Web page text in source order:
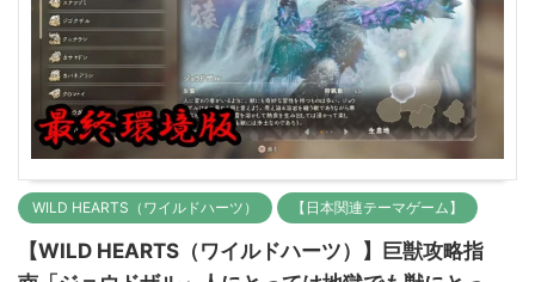
WILD HEARTS（ワイルドハーツ） 【日本関連テーマゲーム】
【WILD HEARTS（ワイルドハーツ）】巨獣攻略指